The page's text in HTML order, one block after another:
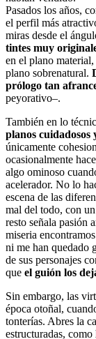
Pasados los años,
el perfil más
miras desde el
tintes muy
en el plano
plano sobrenatural.
prólogo tan
peyorativo–.
También en lo
planos cuidadosos
únicamente
ocasionalmente
algo ominoso
acelerador. No lo
escena de las
mal del todo, con
resto señala pasión
miseria
ni me han quedado
de sus personajes
que el guión los
Sin embargo, las
época otoñal,
tonterías. Abres la
estructuradas, como